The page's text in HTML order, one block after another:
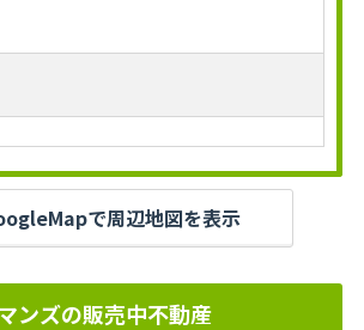
で周辺地図を表示
ンズの販売中不動産